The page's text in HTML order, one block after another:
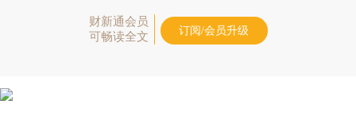
财新通会员
可畅读全文
订阅/会员升级